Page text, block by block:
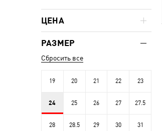
ЦЕНА
РАЗМЕР
Сбросить все
19 20 21 22 23
24 25 26 27 27.5
28 28.5 29 30 31